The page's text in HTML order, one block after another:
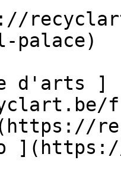
palace)